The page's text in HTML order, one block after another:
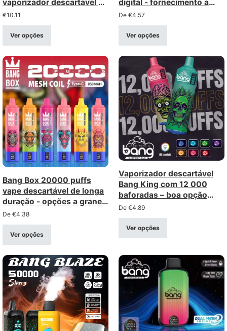
vaporizador descartável de
longa duração com três
opções – venda por grosso
€10.11
Ver opções
digital - fornecimento a
granel por atacado
De €4.57
Ver opções
Bang Box 20000 puffs
vape descartável de longa
duração - opções a granel
com grande desconto
De €4.38
Ver opções
Vaporizador descartável
Bang King com 12 000
baforadas – boa opção
com bobina de malha,
compra a granel e por
grosso
De €4.89
Ver opções